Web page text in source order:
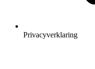
Privacyverklaring